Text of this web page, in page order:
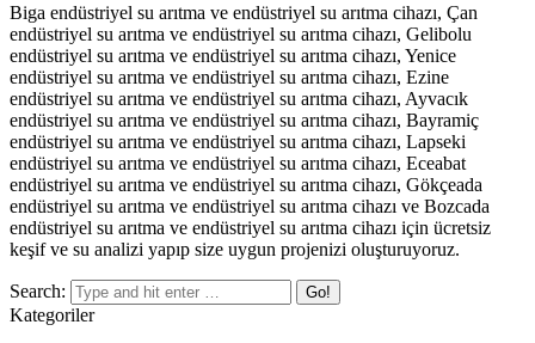
Biga endüstriyel su arıtma ve endüstriyel su arıtma cihazı, Çan
endüstriyel su arıtma ve endüstriyel su arıtma cihazı, Gelibolu
endüstriyel su arıtma ve endüstriyel su arıtma cihazı, Yenice
endüstriyel su arıtma ve endüstriyel su arıtma cihazı, Ezine
endüstriyel su arıtma ve endüstriyel su arıtma cihazı, Ayvacık
endüstriyel su arıtma ve endüstriyel su arıtma cihazı, Bayramiç
endüstriyel su arıtma ve endüstriyel su arıtma cihazı, Lapseki
endüstriyel su arıtma ve endüstriyel su arıtma cihazı, Eceabat
endüstriyel su arıtma ve endüstriyel su arıtma cihazı, Gökçeada
endüstriyel su arıtma ve endüstriyel su arıtma cihazı ve Bozcada
endüstriyel su arıtma ve endüstriyel su arıtma cihazı için ücretsiz
keşif ve su analizi yapıp size uygun projenizi oluşturuyoruz.
Search:
Kategoriler